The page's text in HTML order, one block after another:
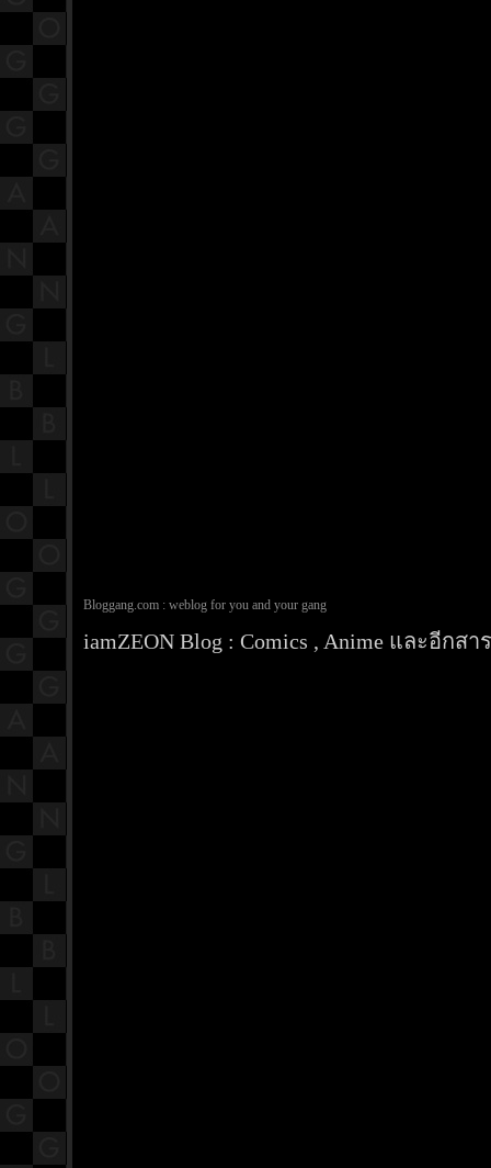
Bloggang.com : weblog for you and your gang
iamZEON Blog : Comics , Anime และอีกสา